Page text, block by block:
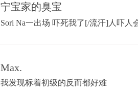
宁宝家的臭宝
Sori Na一出场 吓死我了[/流汗]人吓人
Max.
我发现标着初级的反而都好难